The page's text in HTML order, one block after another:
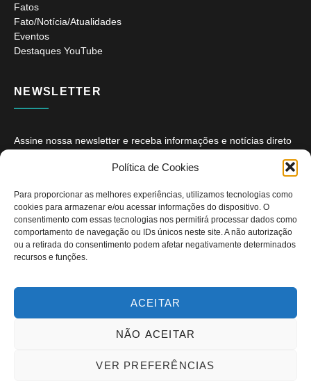
Política de Cookies
Para proporcionar as melhores experiências, utilizamos tecnologias como
cookies para armazenar e/ou acessar informações do dispositivo. O
consentimento com essas tecnologias nos permitirá processar dados como
comportamento de navegação ou IDs únicos neste site. A não autorização
ou a retirada do consentimento podem afetar negativamente determinados
recursos e funções.
ACEITAR
NÃO ACEITAR
VER PREFERÊNCIAS
Fatos
Fato/Notícia/Atualidades
Eventos
Destaques YouTube
NEWSLETTER
Assine nossa newsletter e receba informações e notícias direto
Copyright © 2026. Diário PcD. Todos os direitos reservados.